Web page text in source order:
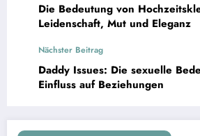
Die Bedeutung von
Leidenschaft, Mut und Eleganz
Nächster Beitrag
Daddy Issues: Die sexuelle
Einfluss auf Beziehungen